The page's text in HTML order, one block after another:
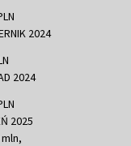
2024
2024
2025